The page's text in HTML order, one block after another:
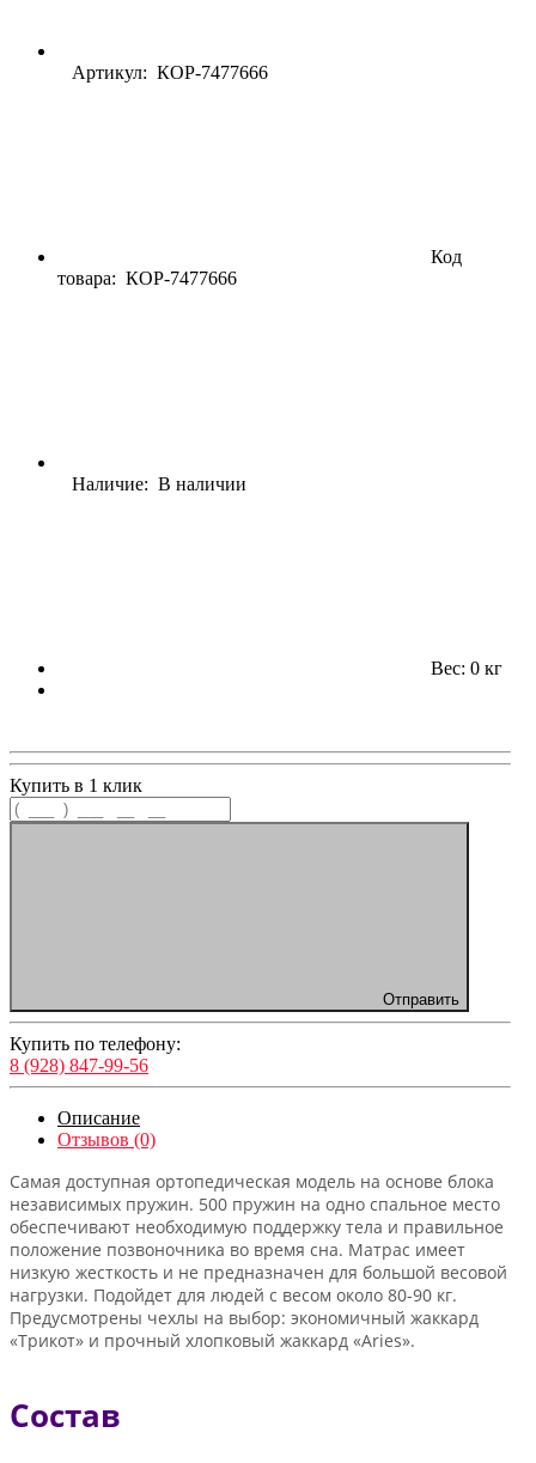
Артикул: КОР-7477666
Код
товара: КОР-7477666
Наличие: В наличии
Вес: 0 кг
Купить в 1 клик
Отправить
Купить по телефону:
8 (928) 847-99-56
Описание
Отзывов (0)
Самая доступная ортопедическая модель на основе блока
независимых пружин. 500 пружин на одно спальное место
обеспечивают необходимую поддержку тела и правильное
положение позвоночника во время сна. Матрас имеет
низкую жесткость и не предназначен для большой весовой
нагрузки. Подойдет для людей с весом около 80-90 кг.
Предусмотрены чехлы на выбор: экономичный жаккард
«Трикот» и прочный хлопковый жаккард «Aries».
Состав